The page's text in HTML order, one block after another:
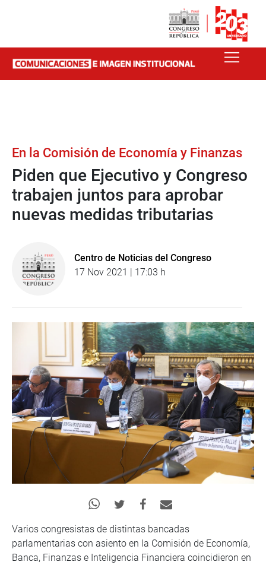
En la Comisión de Economía y Finanzas
Piden que Ejecutivo y Congreso
trabajen juntos para aprobar
nuevas medidas tributarias
Centro de Noticias del Congreso
17 Nov 2021 | 17:03 h
Varios congresistas de distintas bancadas
parlamentarias con asiento en la Comisión de Economía,
Banca, Finanzas e Inteligencia Financiera coincidieron en